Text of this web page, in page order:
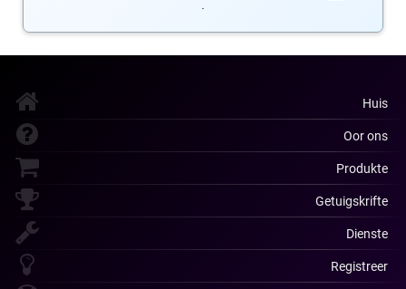
Huis
Oor ons
Produkte
Getuigskrifte
Dienste
Registreer